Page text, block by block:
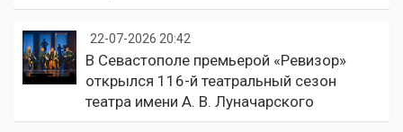
22-07-2026 20:42
В Севастополе премьерой «Ревизор»
открылся 116-й театральный сезон
театра имени А. В. Луначарского